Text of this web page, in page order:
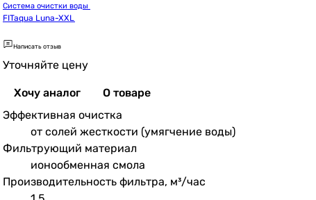
FITaqua Luna-XXL
Написать отзыв
Уточняйте цену
Хочу аналог
О товаре
Эффективная очистка
от солей жесткости (умягчение воды)
Фильтрующий материал
ионообменная смола
Производительность фильтра, м³/час